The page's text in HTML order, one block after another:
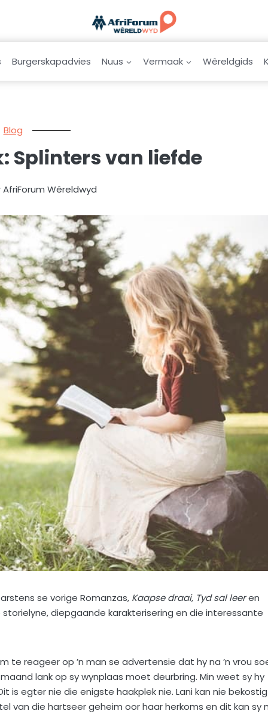
Burgerskapadvies Nuus Vermaak Wêreldgids
Blog
Splinters van liefde
AfriForum Wêreldwyd
se vorige Romanzas, Kaapse draai, Tyd sal leeren
diepgaande karakterisering en die interessante
te reageer op ’n man se advertensie dat hy na ’n vrou
lank op sy wynplaas moet deurbring. Min weet sy hy
is egter nie die enigste haakplek nie. Lani kan nie bekostig
van die hartseer geheim oor haar herkoms en dit kan sy